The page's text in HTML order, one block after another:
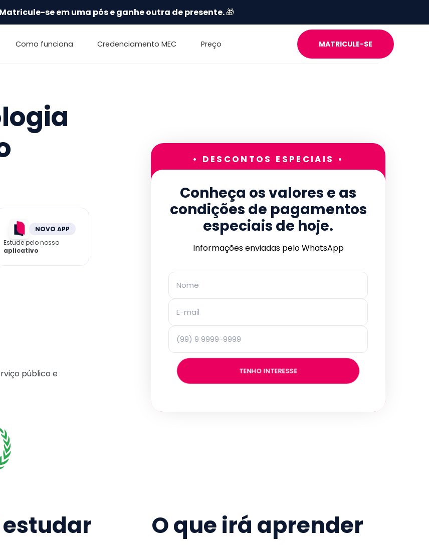
Matricule-se em uma pós e ganhe outra de presente.🎁
Como funciona Credenciamento MEC Preço MATRICULE-SE
NOVO APP
Estude pelo nosso
aplicativo
público e
• DESCONTOS ESPECIAIS •
Conheça os valores e as
condições de pagamentos
especiais de hoje.
Informações enviadas pelo WhatsApp
TENHO INTERESSE
O que irá aprender